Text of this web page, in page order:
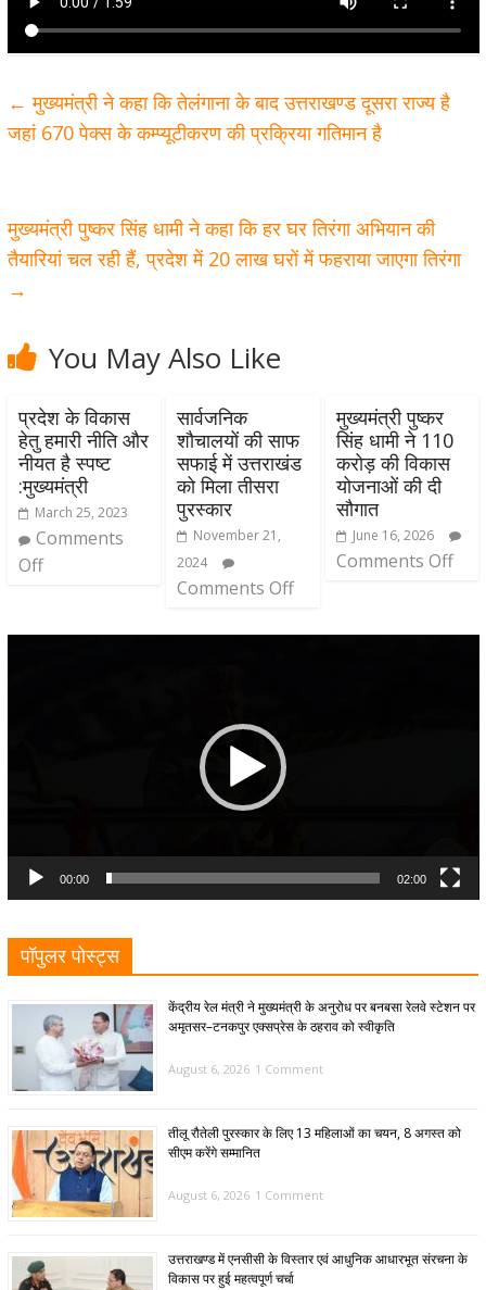
← मुख्यमंत्री ने कहा कि तेलंगाना के बाद उत्तराखण्ड दूसरा राज्य है
जहां 670 पेक्स के कम्प्यूटीकरण की प्रक्रिया गतिमान है
मुख्यमंत्री पुष्कर सिंह धामी ने कहा कि हर घर तिरंगा अभियान की
तैयारियां चल रही हैं, प्रदेश में 20 लाख घरों में फहराया जाएगा तिरंगा
→
You May Also Like
प्रदेश के विकास
हेतु हमारी नीति और
नीयत है स्पष्ट
:मुख्यमंत्री
March 25, 2023
Comments
Off
सार्वजनिक
शौचालयों की साफ
सफाई में उत्तराखंड
को मिला तीसरा
पुरस्कार
November 21,
2024
Comments Off
मुख्यमंत्री पुष्कर
सिंह धामी ने 110
करोड़ की विकास
योजनाओं की दी
सौगात
June 16, 2026
Comments Off
00:00 02:00
पॉपुलर पोस्ट्स
केंद्रीय रेल मंत्री ने मुख्यमंत्री के अनुरोध पर बनबसा रेलवे स्टेशन पर
अमृतसर–टनकपुर एक्सप्रेस के ठहराव को स्वीकृति
August 6, 2026 1 Comment
तीलू रौतेली पुरस्कार के लिए 13 महिलाओं का चयन, 8 अगस्त को
सीएम करेंगे सम्मानित
August 6, 2026 1 Comment
उत्तराखण्ड में एनसीसी के विस्तार एवं आधुनिक आधारभूत संरचना के
विकास पर हुई महत्वपूर्ण चर्चा